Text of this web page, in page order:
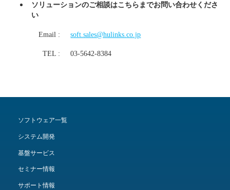
ソリューションのご相談はこちらまでお問い合わせくださ
い
Email :
TEL :
soft.sales@hulinks.co.jp
03-5642-8384
ソフトウェア一覧
システム開発
基盤サービス
セミナー情報
サポート情報